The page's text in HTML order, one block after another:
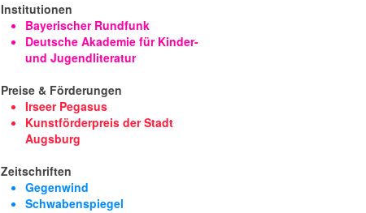
Institutionen
Bayerischer Rundfunk
Deutsche Akademie für Kinder-
und Jugendliteratur
Preise & Förderungen
Irseer Pegasus
Kunstförderpreis der Stadt
Augsburg
Zeitschriften
Gegenwind
Schwabenspiegel